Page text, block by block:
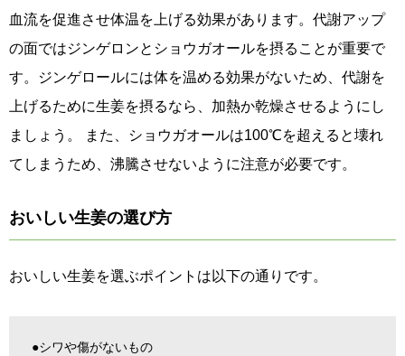
血流を促進させ体温を上げる効果があります。代謝アップ
の面ではジンゲロンとショウガオールを摂ることが重要で
す。ジンゲロールには体を温める効果がないため、代謝を
上げるために生姜を摂るなら、加熱か乾燥させるようにし
ましょう。 また、ショウガオールは100℃を超えると壊れ
てしまうため、沸騰させないように注意が必要です。
おいしい生姜の選び方
おいしい生姜を選ぶポイントは以下の通りです。
●シワや傷がないもの